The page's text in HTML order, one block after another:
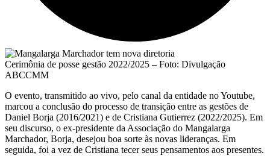
Cerimônia de posse gestão 2022/2025 – Foto: Divulgação
ABCCMM
O evento, transmitido ao vivo, pelo canal da entidade no Youtube,
marcou a conclusão do processo de transição entre as gestões de
Daniel Borja (2016/2021) e de Cristiana Gutierrez (2022/2025). Em
seu discurso, o ex-presidente da Associação do Mangalarga
Marchador, Borja, desejou boa sorte às novas lideranças. Em
seguida, foi a vez de Cristiana tecer seus pensamentos aos presentes.